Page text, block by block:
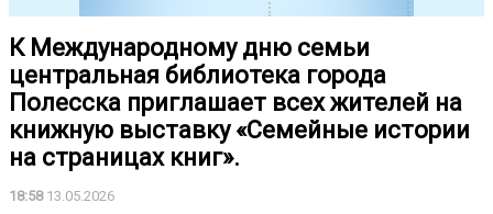
К Международному дню семьи
центральная библиотека города
Полесска приглашает всех жителей на
книжную выставку «Семейные истории
на страницах книг».
18:5813.05.2026